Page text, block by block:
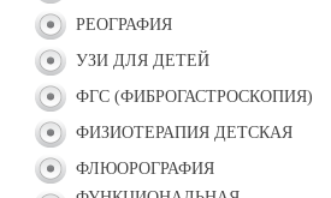
РЕОГРАФИЯ
УЗИ ДЛЯ ДЕТЕЙ
ФГС (ФИБРОГАСТРОСКОПИЯ)
ФИЗИОТЕРАПИЯ ДЕТСКАЯ
ФЛЮОРОГРАФИЯ